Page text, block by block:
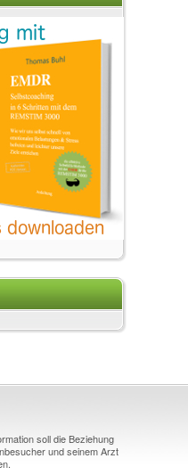
soll die Beziehung
und seinem Arzt